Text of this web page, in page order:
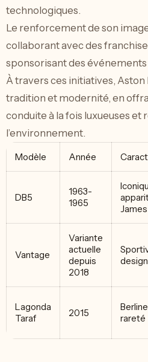
technologiques.
Le renforcement de son
collaborant avec des
sponsorisant des
À travers ces initiatives,
tradition et modernité, en
conduite à la fois luxueuses et
l’environnement.
Modèle Année
DB5
1963-
1965
Vantage
Variante
actuelle
depuis
2018
Lagonda
Taraf
2015
rareté